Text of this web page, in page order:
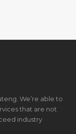
We’re able to
that are not
industry